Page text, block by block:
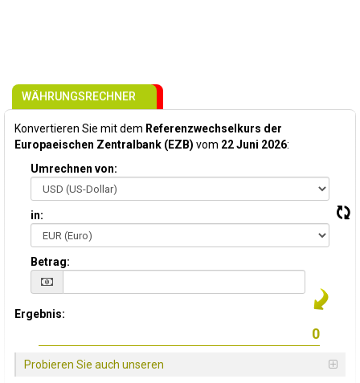
WÄHRUNGSRECHNER
Konvertieren Sie mit dem Referenzwechselkurs der
Europaeischen Zentralbank (EZB) vom 22 Juni 2026:
Umrechnen von:
in:
Betrag:
Ergebnis:
Probieren Sie auch unseren